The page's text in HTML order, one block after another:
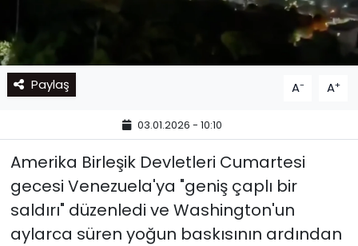
Paylaş A- A+
03.01.2026 - 10:10
Amerika Birleşik Devletleri Cumartesi
gecesi Venezuela'ya "geniş çaplı bir
saldırı" düzenledi ve Washington'un
aylarca süren yoğun baskısının ardından